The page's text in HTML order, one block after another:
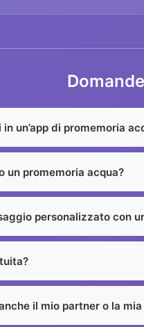
un’app di promemoria
un promemoria acqua?
personalizzato con
il mio partner o la